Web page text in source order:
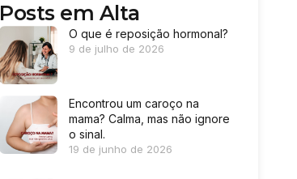
Posts em Alta
O que é reposição hormonal?
9 de julho de 2026
Encontrou um caroço na
mama? Calma, mas não ignore
o sinal.
19 de junho de 2026